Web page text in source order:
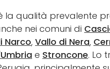
la qualità prevalente
nei comuni di
Narco, Vallo di Nera,
e Stroncone. Lo